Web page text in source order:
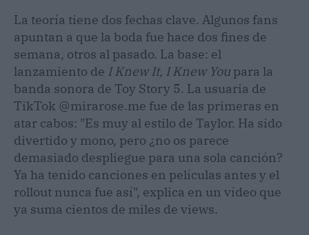
La teoría tiene dos fechas clave. Algunos fans
apuntan a que la boda fue hace dos fines de
semana, otros al pasado. La base: el
lanzamiento de I Knew It, I Knew You para la
banda sonora de Toy Story 5. La usuaria de
TikTok @mirarose.me fue de las primeras en
atar cabos: "Es muy al estilo de Taylor. Ha sido
divertido y mono, pero ¿no os parece
demasiado despliegue para una sola canción?
Ya ha tenido canciones en películas antes y el
rollout nunca fue así", explica en un vídeo que
ya suma cientos de miles de views.